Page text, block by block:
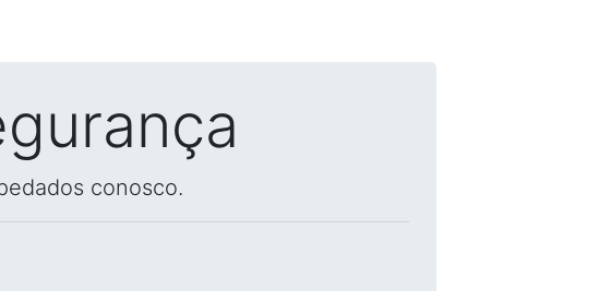
conosco.